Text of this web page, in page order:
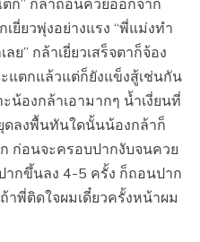
ก” กล้าถอนควยออกจาก
ยี่ยวพุ่งอย่างแรง “พี่แม่งทำ
ย” กล้าเยี่ยวเสร็จตาก็จ้อง
แตกแล้วแต่ก็ยังแข็งสู้เช่นกัน
น้องกล้าเอามากๆ น้ำเงี่ยนที่
ดลงพื้นทันใดนั้นน้องกล้าก็
ก่อนจะครอบปากงับจนควย
ากขึ้นลง 4-5 ครั้ง ก็ถอนปาก
าพี่ติดใจผมเดี๋ยวครั้งหน้าผม